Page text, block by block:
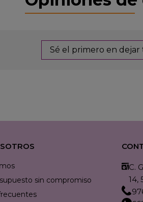
Sé el primero en
sin compromiso
C.
14,